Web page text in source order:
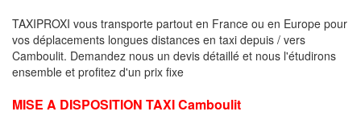
TAXIPROXI vous transporte partout en France ou en Europe pour
vos déplacements longues distances en taxi depuis / vers
Camboulit. Demandez nous un devis détaillé et nous l'étudirons
ensemble et profitez d'un prix fixe
MISE A DISPOSITION TAXI Camboulit